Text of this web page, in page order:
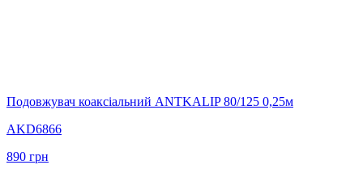
Подовжувач коаксіальний ANTKALIP 80/125 0,25м
AKD6866
890 грн